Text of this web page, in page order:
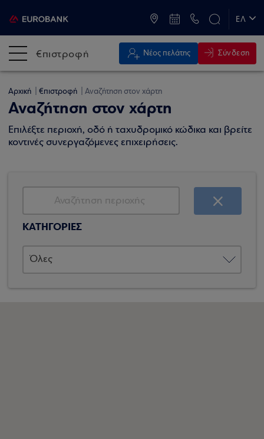
ΕΛ
€πιστροφή Νέος πελάτης Σύνδεση
Αρχική €πιστροφή Αναζήτηση στον χάρτη
Αναζήτηση στον χάρτη
Επιλέξτε περιοχή, οδό ή ταχυδρομικό κώδικα και βρείτε
κοντινές συνεργαζόμενες επιχειρήσεις.
ΚΑΤΗΓΟΡΙΕΣ